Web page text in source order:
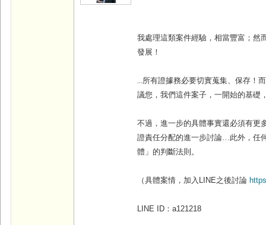
我處理這類案件經驗，相當豐富；然
發展！
...所有證據務必要切實蒐集、保存！
議您，我們這件案子，一開始的基礎
不過，進一步的具體事實還必須有更
證責任分配的進一步討論…此外，任
體」的判斷法則。
（具體案情，加入 LINE之後討論
LINE ID ：a121218